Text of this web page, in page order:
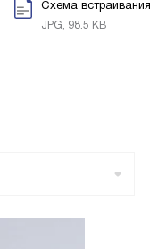
Схема встраивания
JPG, 98.5 KB